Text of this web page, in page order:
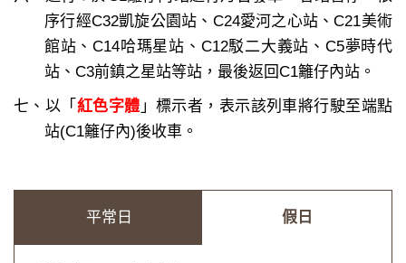
序行經C32凱旋公園站、C24愛河之心站、C21美術
館站、C14哈瑪星站、C12駁二大義站、C5夢時代
站、C3前鎮之星站等站，最後返回C1籬仔內站。
七、以「 紅色字體 」標示者，表示該列車將行駛至端點
站(C1籬仔內)後收車。
平常日 假日